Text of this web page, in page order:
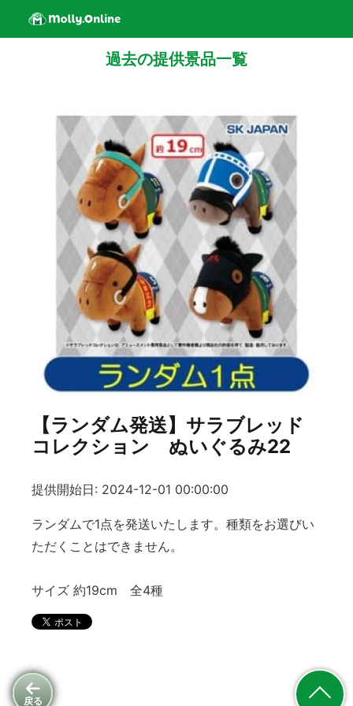
戻る
過去の提供景品一覧
【ランダム発送】サラブレッド
コレクション ぬいぐるみ22
提供開始日: 2024-12-01 00:00:00
ランダムで1点を発送いたします。種類をお選びい
ただくことはできません。
サイズ 約19cm 全4種